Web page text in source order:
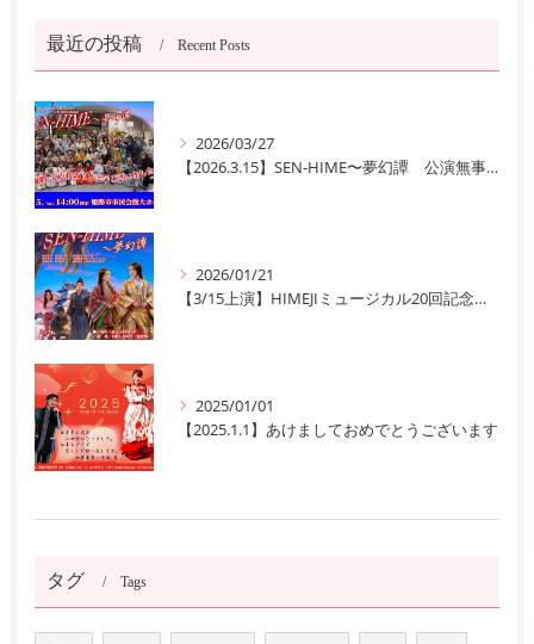
最近の投稿 Recent Posts
2026/03/27
【2026.3.15】SEN-HIME〜夢幻譚 公演無事終了
2026/01/21
【3/15上演】HIMEJIミュージカル20回記念公演！ 姫路の歴史と夢が交錯する『SEN-HIME〜夢幻譚』
2025/01/01
【2025.1.1】あけましておめでとうございます
タグ Tags